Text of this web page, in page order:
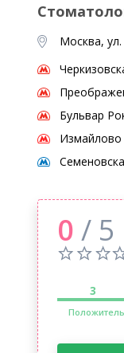
Москва, ул.
Бульвар
Измайлово
0 / 5
3